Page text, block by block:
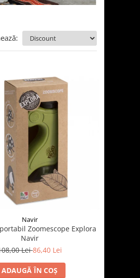
Navir
Zoomescope Explora
Navir
Lei86,40 Lei
ADAUGĂ ÎN COȘ